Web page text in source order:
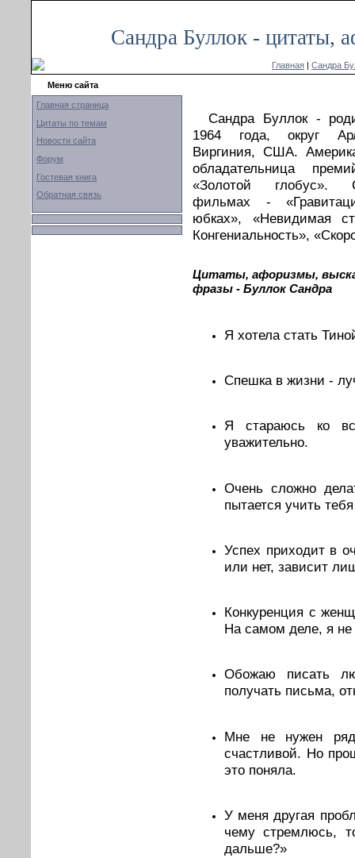
Сандра Буллок - цитаты,
Главная | Сандра
Меню сайта
Главная страница
Цитаты по темам
Новости сайта
Форум
Гостевая книга
Обратная связь
Сандра Буллок -
1964 года, округ
Виргиния, США.
обладательница
«Золотой глобус».
фильмах -
юбках», «Невидимая
Конгениальность»,
Цитаты, афоризмы,
фразы - Буллок Сандра
Я хотела стать
Спешка в жизни -
Я стараюсь ко
уважительно.
Очень сложно
пытается учить
Успех приходит в
или нет, зависит
Конкуренция с
На самом деле, я
Обожаю писать
получать письма,
Мне не нужен
счастливой. Но
это поняла.
У меня другая
чему стремлюсь,
дальше?»